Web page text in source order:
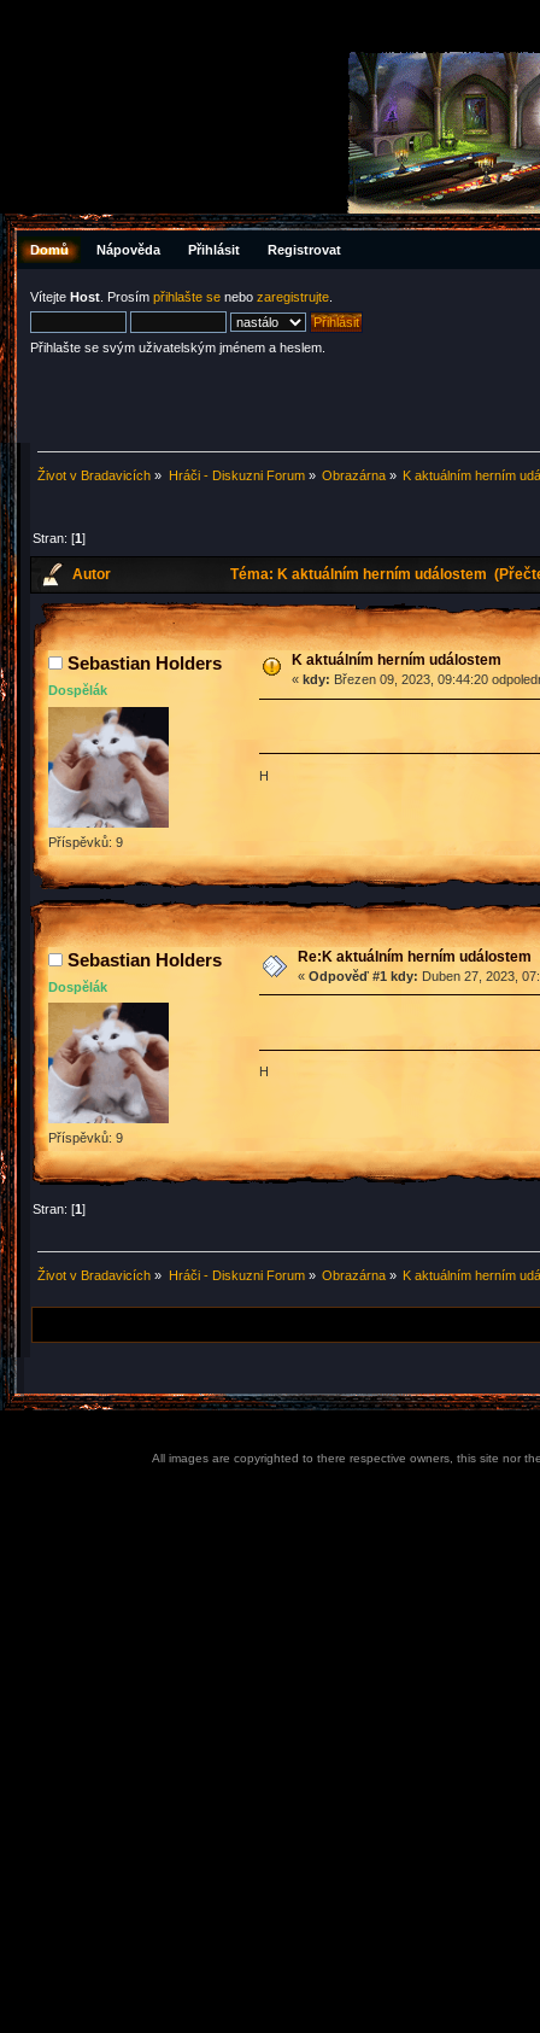
Domů Nápověda Přihlásit Registrovat
Vítejte Host . Prosím přihlašte se nebo zaregistrujte
Přihlašte se svým uživatelským jménem a heslem.
Život v Bradavicích » Hráči - Diskuzni Forum» Obrazárna» K aktuálním herním
Stran: [1]
Autor Téma: K aktuálním herním událostem
Sebastian Holders
Dospělák
Příspěvků: 9
K aktuálním herním událostem
« kdy: Březen 09, 2023, 09:44:20
H
Sebastian Holders
Dospělák
Příspěvků: 9
Re:K aktuálním herním událostem
« Odpověď #1 kdy: Duben 27, 2023,
H
Stran: [1]
Život v Bradavicích » Hráči - Diskuzni Forum» Obrazárna» K aktuálním herním
All images are copyrighted to there respective owners, this site nor